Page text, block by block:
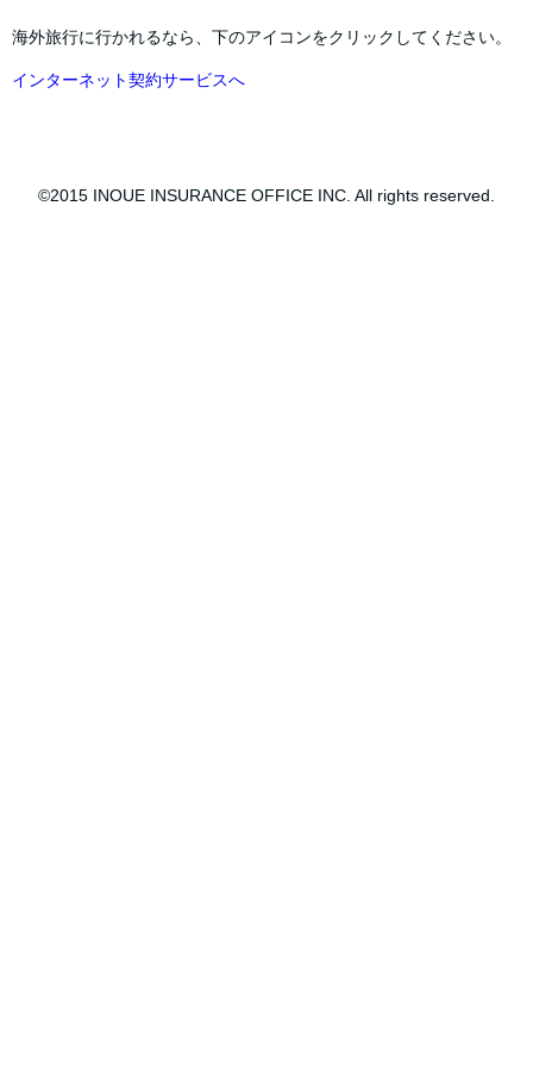
海外旅行に行かれるなら、下のアイコンをクリックしてください。
インターネット契約サービスへ
©2015 INOUE INSURANCE OFFICE INC. All rights reserved.